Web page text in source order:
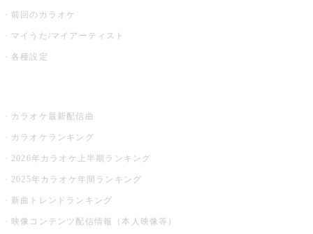
前回のカラオケ
マイうた/マイアーティスト
各種設定
カラオケ最新配信曲
カラオケランキング
2026年カラオケ上半期ランキング
2025年カラオケ年間ランキング
新曲トレンドランキング
映像コンテンツ配信情報（本人映像等）